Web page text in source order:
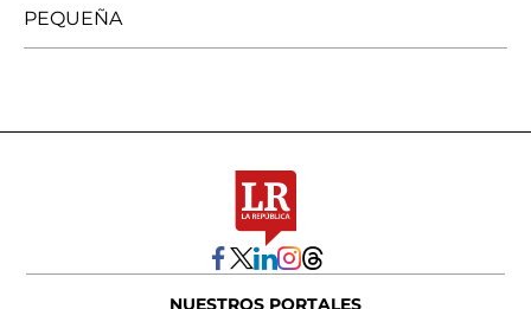
PEQUEÑA
NUESTROS PORTALES